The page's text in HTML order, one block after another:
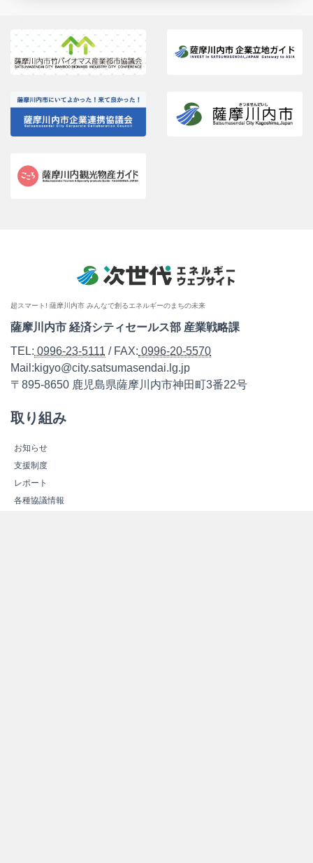
超スマート! 薩摩川内市 みんなで創るエネルギーのまちの未来
薩摩川内市 経済シティセールス部 産業戦略課
TEL: 0996-23-5111 / FAX: 0996-20-5570
Mail:kigyo@city.satsumasendai.lg.jp
〒895-8650 鹿児島県薩摩川内市神田町3番22号
取り組み
お知らせ
支援制度
レポート
各種協議情報